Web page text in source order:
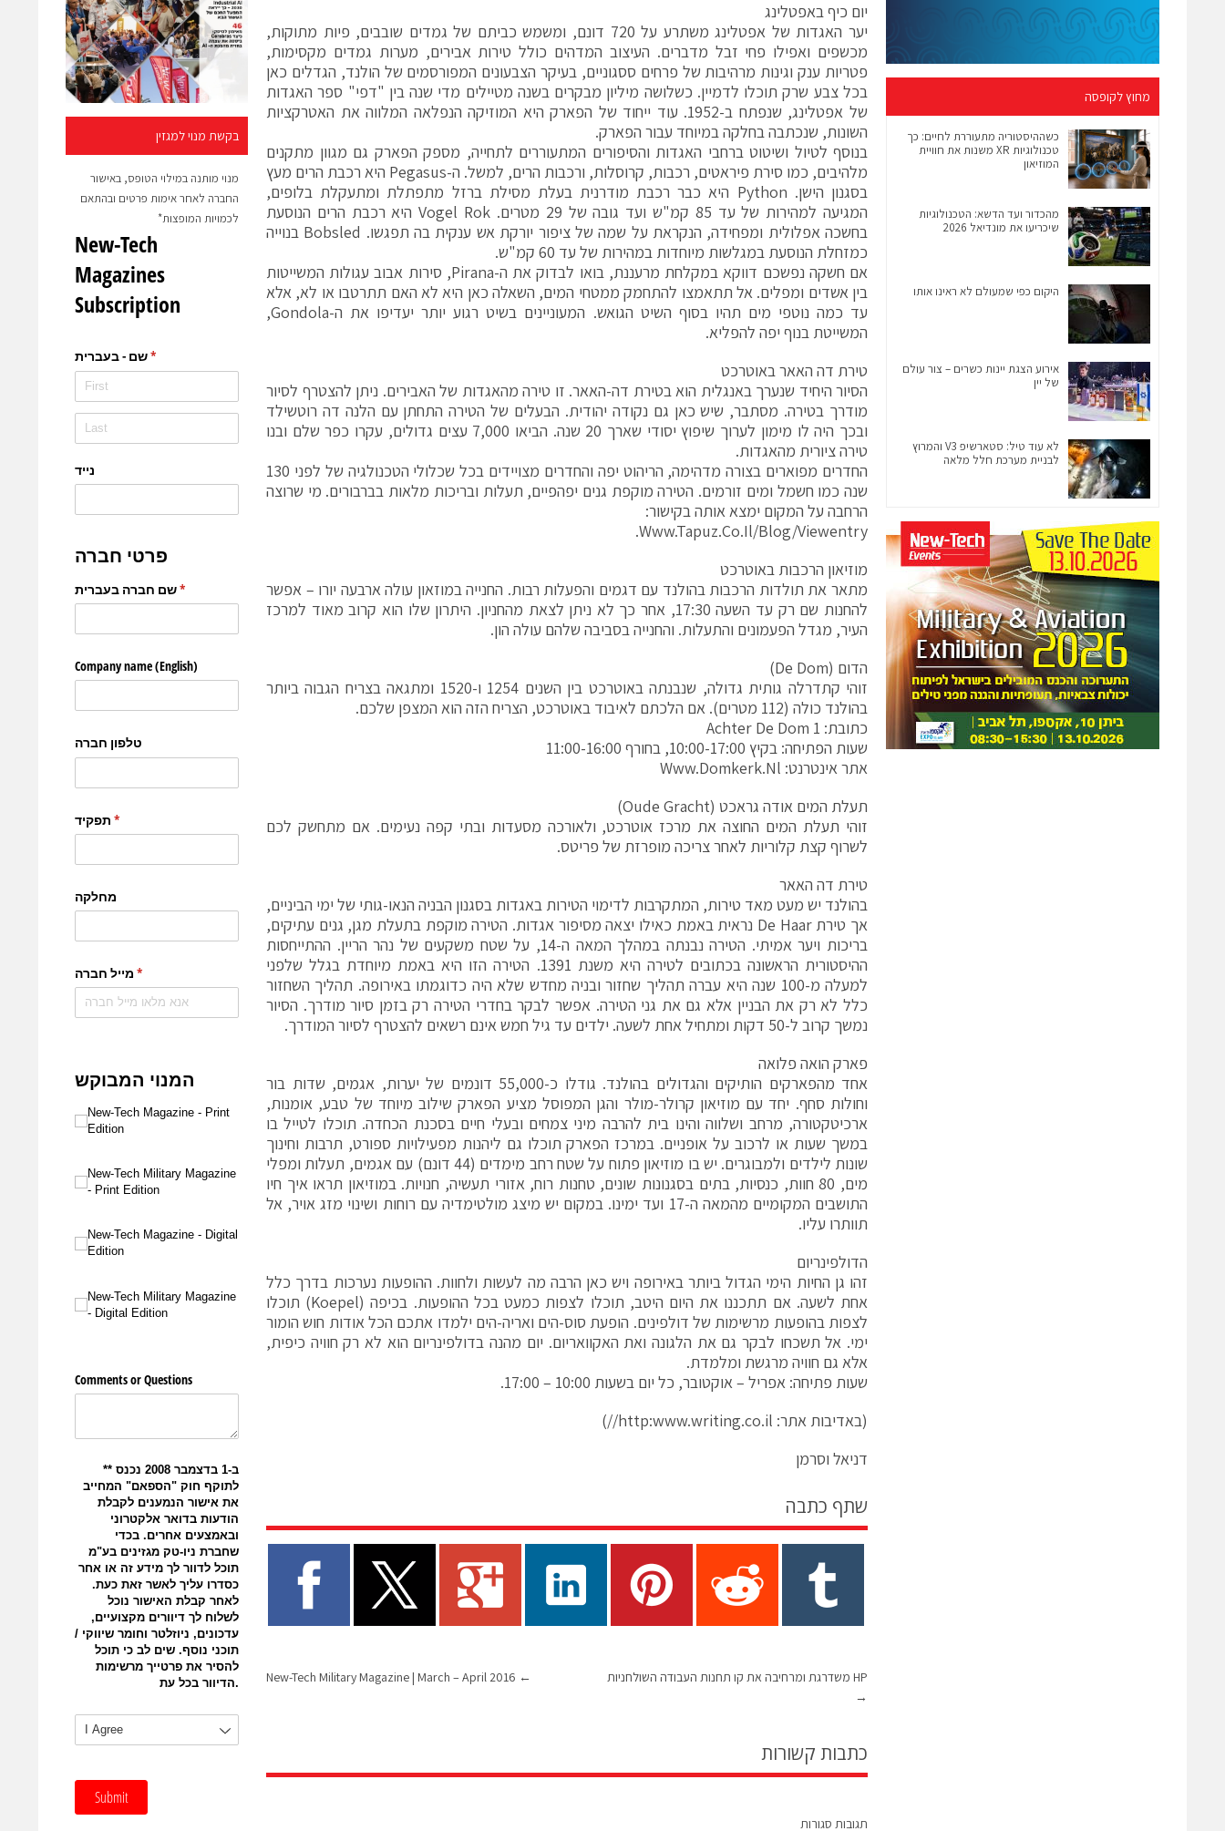
בקשת מנוי למגזין
מנוי מותנה במילוי הטופס, באישור
החברה לאחר אימות פרטים ובהתאם
לכמויות המופצות*
יום כיף באפטלינג
יער האגדות של אפטלינג משתרע על 720 דונם, ומשמש כביתם של גמדים שובבים, פיות מתוקות,
מכשפים ואפילו פחי זבל מדברים. העיצוב המדהים כולל טירות אבירים, מערות גמדים מקסימות,
פטריות ענק וגינות מרהיבות של פרחים ססגוניים, בעיקר הצבעונים המפורסמים של הולנד, הגדלים כאן
בכל צבע שרק תוכלו לדמיין. כשלושה מיליון מבקרים בשנה מטיילים מדי שנה בין "דפי" ספר האגדות
של אפטלינג, שנפתח ב-1952. עוד ייחוד של הפארק היא המוזיקה הנפלאה המלווה את האטרקציות
השונות, שנכתבה בחלקה במיוחד עבור הפארק.
בנוסף לטיול ושיטוט ברחבי האגדות והסיפורים המתעוררים לתחייה, מספק הפארק גם מגוון מתקנים
מלהיבים, כמו סירת פיראטים, רכבות, קרוסלות, ורכבות הרים, למשל. ה-Pegasus היא רכבת הרים מעץ
בסגנון הישן. Python היא כבר רכבת מודרנית בעלת מסילת ברזל מתפתלת ומתעקלת בלופים,
המגיעה למהירות של עד 85 קמ"ש ועד גובה של 29 מטרים. Vogel Rok היא רכבת הרים הנוסעת
בחשכה אפלולית ומפחידה, הנקראת על שמה של ציפור יורקת אש ענקית בה תפגשו. Bobsled בנוייה
כמזחלת הנוסעת במגלשות מיוחדות במהירות של עד 60 קמ"ש.
אם חשקה נפשכם דווקא במקלחת מרעננת, בואו לבדוק את ה-Pirana, סירות אבוב עגולות המשייטות
בין אשדים ומפלים. אל תתאמצו להתחמק ממטחי המים, השאלה כאן היא לא האם תתרטבו או לא, אלא
עד כמה נוטפי מים תהיו בסוף השיט הגואש. המעוניינים בשיט רגוע יותר יעדיפו את ה-Gondola,
המשייטת בנוף יפה להפליא.
טירת דה האאר באוטרכט
הסיור היחיד שנערך באנגלית הוא בטירת דה-האאר. זו טירה מהאגדות של האבירים. ניתן להצטרף לסיור
מודרך בטירה. מסתבר, שיש כאן גם נקודה יהודית. הבעלים של הטירה התחתן עם הלנה דה רוטשילד
ובכך היה לו מימון לערוך שיפוץ יסודי שארך 20 שנה. הביאו 7,000 עצים גדולים, עקרו כפר שלם ובנו
טירה ציורית מהאגדות.
החדרים מפוארים בצורה מדהימה, הריהוט יפה והחדרים מצויידים בכל שכלולי הטכנולגיה של לפני 130
שנה כמו חשמל ומים זורמים. הטירה מוקפת גנים יפהפיים, תעלות ובריכות מלאות בברבורים. מי שרוצה
הרחבה על המקום ימצא אותה בקישור:
Www.Tapuz.Co.Il/Blog/Viewentry.
מוזיאון הרכבות באוטרכט
מתאר את תולדות הרכבות בהולנד עם דגמים והפעלות רבות. החנייה במוזאון עולה ארבעה יורו – אפשר
להחנות שם רק עד השעה 17:30, אחר כך לא ניתן לצאת מהחניון. היתרון שלו הוא קרוב מאוד למרכז
העיר, מגדל הפעמונים והתעלות. והחנייה בסביבה שלהם עולה הון.
הדום (De Dom)
זוהי קתדרלה גותית גדולה, שנבנתה באוטרכט בין השנים 1254 ו-1520 ומתגאה בצריח הגבוה ביותר
בהולנד כולה (112 מטרים). אם הלכתם לאיבוד באוטרכט, הצריח הזה הוא המצפן שלכם.
כתובת: Achter De Dom 1
שעות הפתיחה: בקיץ 10:00-17:00, בחורף 11:00-16:00
אתר אינטרנט: Www.Domkerk.Nl
תעלת המים אודה גראכט (Oude Gracht)
זוהי תעלת המים החוצה את מרכז אוטרכט, ולאורכה מסעדות ובתי קפה נעימים. אם מתחשק לכם
לשרוף קצת קלוריות לאחר צריכה מופרזת של פריטס.
טירת דה האאר
בהולנד יש מעט מאד טירות, המתקרבות לדימוי הטירות באגדות בסגנון הבניה הנאו-גותי של ימי הביניים,
אך טירת De Haar נראית באמת כאילו יצאה מסיפור אגדות. הטירה מוקפת בתעלת מגן, גנים עתיקים,
בריכות ויער אמיתי. הטירה נבנתה במהלך המאה ה-14, על שטח משקעים של נהר הריין. ההתייחסות
ההיסטורית הראשונה בכתובים לטירה היא משנת 1391. הטירה הזו היא באמת מיוחדת בגלל שלפני
למעלה מ-100 שנה היא עברה תהליך שחזור ובניה מחדש שלא היה כדוגמתו באירופה. תהליך השחזור
כלל לא רק את הבניין אלא גם את גני הטירה. אפשר לבקר בחדרי הטירה רק בזמן סיור מודרך. הסיור
נמשך קרוב ל-50 דקות ומתחיל אחת לשעה. ילדים עד גיל חמש אינם רשאים להצטרף לסיור המודרך.
פארק הואה פלואה
אחד מהפארקים הותיקים והגדולים בהולנד. גודלו כ-55,000 דונמים של יערות, אגמים, שדות בור
וחולות סחף. יחד עם מוזיאון קרולר-מולר והגן המפוסל מציע הפארק שילוב מיוחד של טבע, אומנות,
ארכיטקטורה, מרחב ושלווה והינו בית להרבה מיני צמחים ובעלי חיים בסכנת הכחדה. תוכלו לטייל בו
במשך שעות או לרכוב על אופניים. במרכז הפארק תוכלו גם ליהנות מפעילויות ספורט, תרבות וחינוך
שונות לילדים ולמבוגרים. יש בו מוזיאון פתוח על שטח רחב מימדים (44 דונם) עם אגמים, תעלות ומפלי
מים, 80 חוות, כנסיות, בתים בסגנונות שונים, טחנות רוח, אזורי תעשיה, חנויות. במוזיאון תראו איך חיו
התושבים המקומיים מהמאה ה-17 ועד ימינו. במקום יש מיצג מולטימדיה עם רוחות ושינוי מזג אויר, אל
תוותרו עליו.
הדולפינריום
זהו גן החיות הימי הגדול ביותר באירופה ויש כאן הרבה מה לעשות ולחוות. ההופעות נערכות בדרך כלל
אחת לשעה. אם תתכננו את היום היטב, תוכלו לצפות כמעט בכל ההופעות. בכיפה (Koepel) תוכלו
לצפות בהופעות מרשימות של דולפינים. הופעת סוס-הים ואריה-הים ילמדו אתכם הכל אודות חוש הומור
ימי. אל תשכחו לבקר גם את הלגונה ואת האקוואריום. יום מהנה בדולפינריום הוא לא רק חוויה כיפית,
אלא גם חוויה מרגשת ומלמדת.
שעות פתיחה: אפריל – אוקטובר, כל יום בשעות 10:00 – 17:00.
(באדיבות אתר: http:www.writing.co.il//)
דניאל וסרמן
שתף כתבה
←
HP משדרגת ומרחיבה את קו תחנות העבודה השולחניות
→
כתבות קשורות
תגובות סגורות
מחוץ לקופסה
כשההיסטוריה מתעוררת לחיים: כך
טכנולוגיות XR משנות את חוויית
המוזיאון
מהכדור ועד הדשא: הטכנולוגיות
שיכריעו את מונדיאל 2026
היקום כפי שמעולם לא ראינו אותו
אירוע הצגת יינות כשרים – צור עולם
של יין
לא עוד טיל: סטארשיפ V3 והמרוץ
לבניית מערכת חלל מלאה